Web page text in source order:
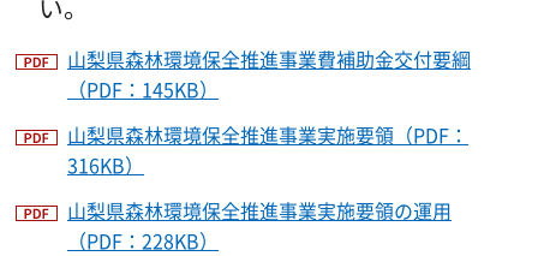
い。
山梨県森林環境保全推進事業費補助金交付要綱
（PDF：145KB）
山梨県森林環境保全推進事業実施要領（PDF：
316KB）
山梨県森林環境保全推進事業実施要領の運用
（PDF：228KB）